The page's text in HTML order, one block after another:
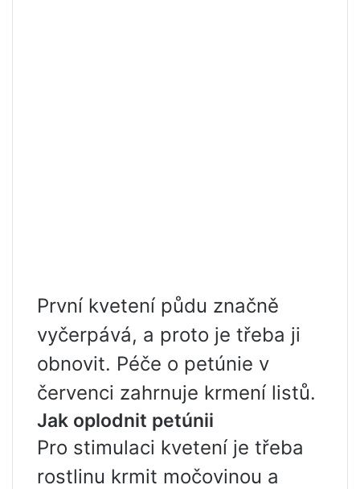
První kvetení půdu značně
vyčerpává, a proto je třeba ji
obnovit. Péče o petúnie v
červenci zahrnuje krmení listů.
Jak oplodnit petúnii
Pro stimulaci kvetení je třeba
rostlinu krmit močovinou a